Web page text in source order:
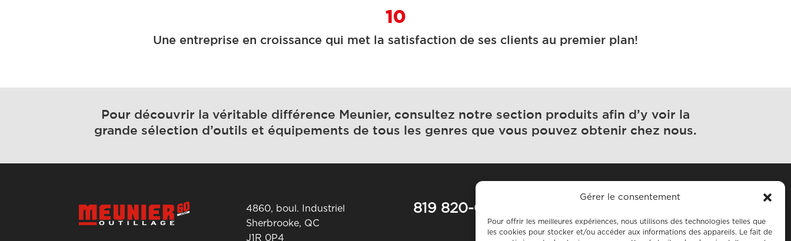
Gérer le consentement
Pour offrir les meilleures expériences, nous utilisons des technologies telles que
les cookies pour stocker et/ou accéder aux informations des appareils. Le fait de
10
Une entreprise en croissance qui met la satisfaction de ses clients au premier plan!
Pour découvrir la véritable différence Meunier, consultez notre section produits afin d’y voir la
grande sélection d’outils et équipements de tous les genres que vous pouvez obtenir chez nous.
4860, boul. Industriel
Sherbrooke, QC
J1R 0P4
819 820-0487